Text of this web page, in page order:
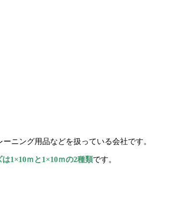
ニング用品などを扱っている会社です。
1×10ｍと1×10ｍの2種類です。